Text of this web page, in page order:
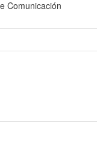
Comunicación